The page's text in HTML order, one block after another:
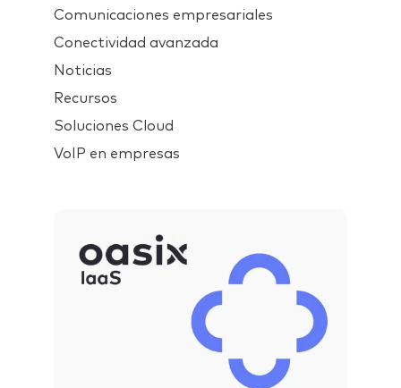
Comunicaciones empresariales
Conectividad avanzada
Noticias
Recursos
Soluciones Cloud
VoIP en empresas